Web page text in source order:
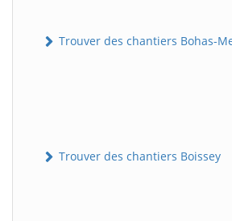
Trouver des chantiers Bohas-
Trouver des chantiers Boissey